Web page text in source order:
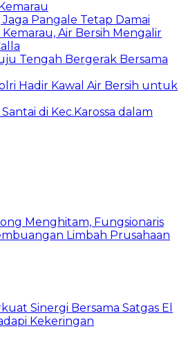
Pangale Tetap Damai
Air Bersih Mengalir
Tengah Bergerak Bersama
Hadir Kawal Air Bersih untuk
di Kec.Karossa dalam
Menghitam, Fungsionaris
Limbah Prusahaan
Sinergi Bersama Satgas El
Kekeringan